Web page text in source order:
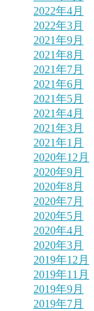
2022年4月
2022年3月
2021年9月
2021年8月
2021年7月
2021年6月
2021年5月
2021年4月
2021年3月
2021年1月
2020年12月
2020年9月
2020年8月
2020年7月
2020年5月
2020年4月
2020年3月
2019年12月
2019年11月
2019年9月
2019年7月